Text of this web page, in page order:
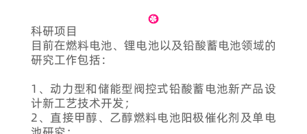
科研项目
目前在燃料电池、锂电池以及铅酸蓄电池领域的
研究工作包括：
1、动力型和储能型阀控式铅酸蓄电池新产品设
计新工艺技术开发；
2、直接甲醇、乙醇燃料电池阳极催化剂及单电